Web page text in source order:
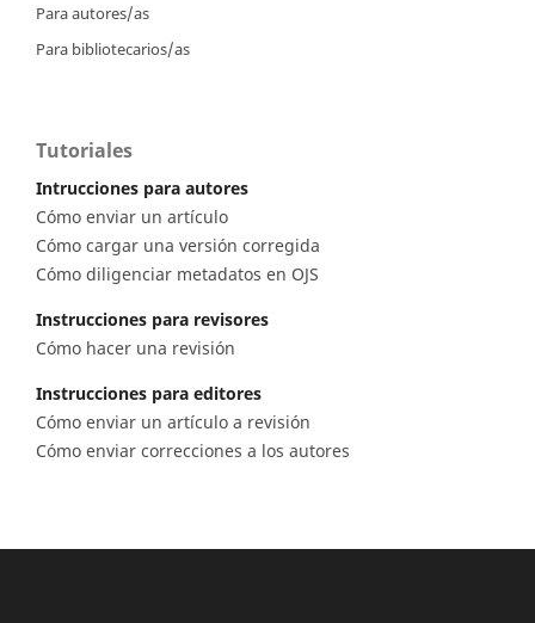
Para autores/as
Para bibliotecarios/as
Tutoriales
Intrucciones para autores
Cómo enviar un artículo
Cómo cargar una versión corregida
Cómo diligenciar metadatos en OJS
Instrucciones para revisores
Cómo hacer una revisión
Instrucciones para editores
Cómo enviar un artículo a revisión
Cómo enviar correcciones a los autores